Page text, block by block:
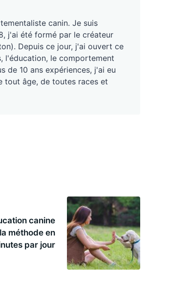
canin. Je suis
j'ai été formé par le créateur
Depuis ce jour, j'ai ouvert ce
l'éducation, le comportement
de 10 ans expériences, j'ai eu
tout âge, de toutes races et
canine
méthode en
par jour